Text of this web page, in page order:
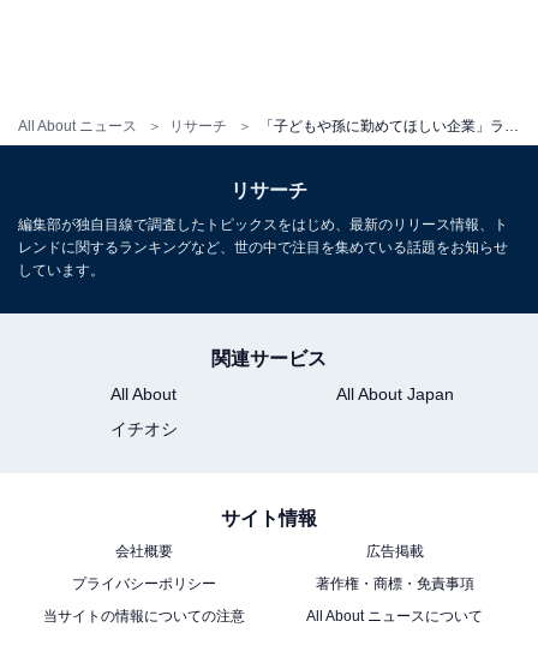
All About ニュース リサーチ
リサーチ
編集部が独自目線で調査したトピックスをはじめ、最新のリリース情報、ト
レンドに関するランキングなど、世の中で注目を集めている話題をお知らせ
しています。
関連サービス
All About
All About Japan
イチオシ
サイト情報
会社概要
広告掲載
プライバシーポリシー
著作権・商標・免責事項
当サイトの情報についての注意
All About ニュースについて